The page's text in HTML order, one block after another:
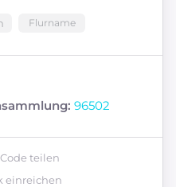
Flurname
96502
teilen
einreichen